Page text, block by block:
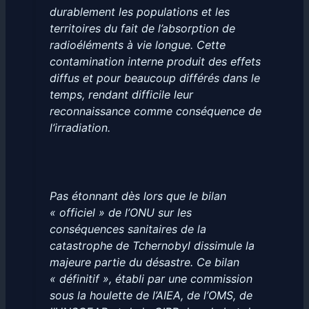
durablement les populations et les
territoires du fait de l’absorption de
radioéléments à vie longue. Cette
contamination interne produit des effets
diffus et pour beaucoup différés dans le
temps, rendant difficile leur
reconnaissance comme conséquence de
l’irradiation.
Pas étonnant dès lors que le bilan
« officiel » de l’ONU sur les
conséquences sanitaires de la
catastrophe de Tchernobyl dissimule la
majeure partie du désastre. Ce bilan
« définitif », établi par une commission
sous la houlette de l’AIEA, de l’OMS, de